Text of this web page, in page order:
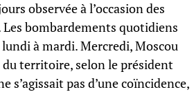
observée à l’occasion des
bombardements quotidiens
à mardi. Mercredi, Moscou
du territoire, selon le président
s’agissait pas d’une coïncidence,